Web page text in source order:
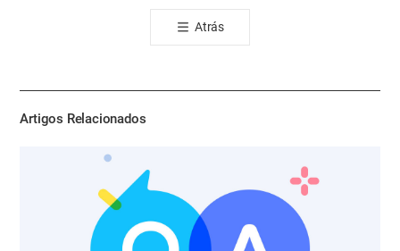
톡
공
기
Atrás
Artigos Relacionados